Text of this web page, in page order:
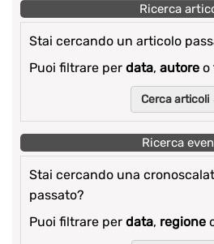
Ricerca
Stai cercando un articolo
Puoi filtrare per data, autore o
Cerca articoli
Ricerca
Stai cercando una
passato?
Puoi filtrare per data, regione